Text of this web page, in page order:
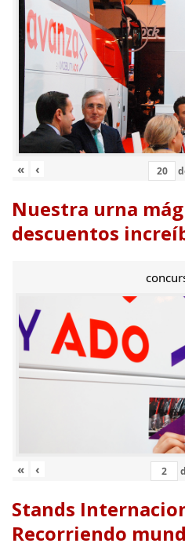
« ‹
Nuestra urna
descuentos
« ‹
Stands
Recorriendo